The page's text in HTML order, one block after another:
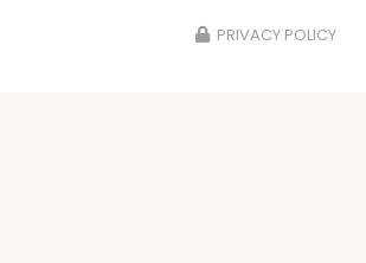
PRIVACY POLICY